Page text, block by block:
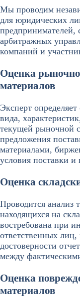
Мы проводим
для юридических
предпринимателей,
арбитражных
компаний и
Оценка
материалов
Эксперт
вида,
текущей рыночной
предложения
материалами,
условия поставки
Оценка
Проводится анализ
находящихся на
востребована при
ответственных лиц,
достоверности
между
Оценка
материалов